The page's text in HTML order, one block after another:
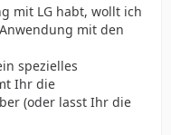
mit LG habt, wollt ich
mit den
spezielles
Ihr die
(oder lasst Ihr die